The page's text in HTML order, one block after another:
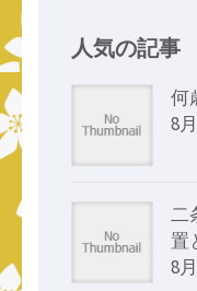
人気の記事
何
8
二
置
8